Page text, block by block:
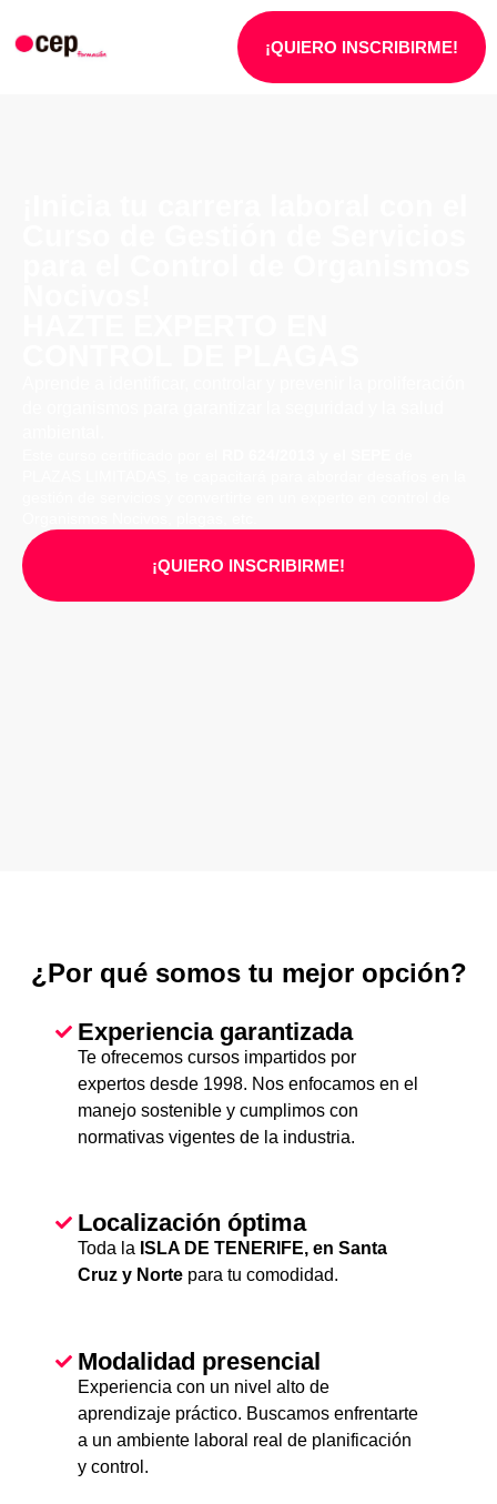
¡QUIERO INSCRIBIRME!
¡QUIERO INSCRIBIRME!
¿Por qué somos tu mejor opción?
Experiencia garantizada
Te ofrecemos cursos impartidos por
expertos desde 1998. Nos enfocamos en el
manejo sostenible y cumplimos con
normativas vigentes de la industria.
Localización óptima
Toda la ISLA DE TENERIFE, en Santa
Cruz y Norte para tu comodidad.
Modalidad presencial
Experiencia con un nivel alto de
aprendizaje práctico. Buscamos enfrentarte
a un ambiente laboral real de planificación
y control.